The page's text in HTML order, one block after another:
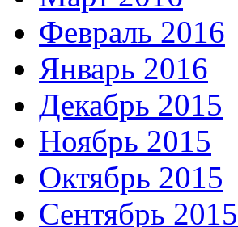
Февраль 2016
Январь 2016
Декабрь 2015
Ноябрь 2015
Октябрь 2015
Сентябрь 2015